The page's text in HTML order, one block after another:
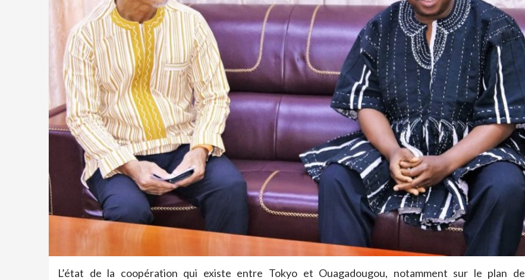
L’état de la coopération qui existe entre Tokyo et Ouagadougou, notamment sur le plan de